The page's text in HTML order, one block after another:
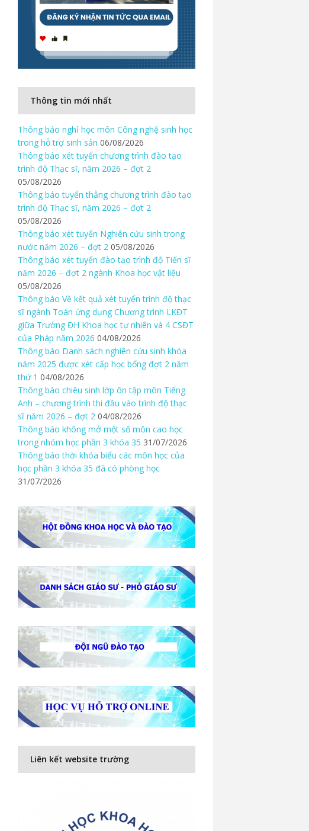
Thông tin mới nhất
Thông báo nghỉ học môn Công nghệ sinh học
trong hỗ trợ sinh sản 06/08/2026
Thông báo xét tuyển chương trình đào tạo
trình độ Thạc sĩ, năm 2026 – đợt 2
05/08/2026
Thông báo tuyển thẳng chương trình đào tạo
trình độ Thạc sĩ, năm 2026 – đợt 2
05/08/2026
Thông báo xét tuyển Nghiên cứu sinh trong
nước năm 2026 – đợt 2 05/08/2026
Thông báo xét tuyển đào tạo trình độ Tiến sĩ
năm 2026 – đợt 2 ngành Khoa học vật liệu
05/08/2026
Thông báo Về kết quả xét tuyển trình độ thạc
sĩ ngành Toán ứng dụng Chương trình LKĐT
giữa Trường ĐH Khoa học tự nhiên và 4 CSĐT
của Pháp năm 2026 04/08/2026
Thông báo Danh sách nghiên cứu sinh khóa
năm 2025 được xét cấp học bổng đợt 2 năm
thứ 1 04/08/2026
Thông báo chiêu sinh lớp ôn tập môn Tiếng
Anh – chương trình thi đầu vào trình độ thạc
sĩ năm 2026 – đợt 2 04/08/2026
Thông báo không mở một số môn cao học
trong nhóm học phần 3 khóa 35 31/07/2026
Thông báo thời khóa biểu các môn học của
học phần 3 khóa 35 đã có phòng học
31/07/2026
Liên kết website trường